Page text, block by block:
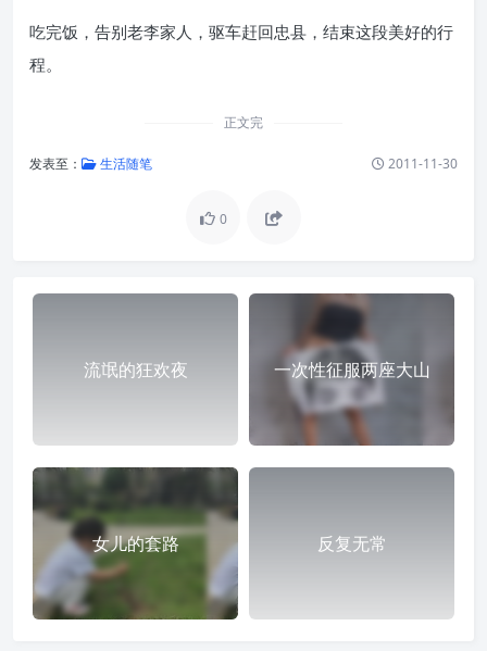
吃完饭，告别老李家人，驱车赶回忠县，结束这段美好的行
程。
正文完
发表至： 生活随笔 2011-11-30
0
流氓的狂欢夜 一次性征服两座大山
女儿的套路 反复无常